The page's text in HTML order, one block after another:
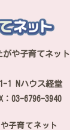
や子育てネット
1 Nハウス経堂
：03-6796-3940
子育てネット